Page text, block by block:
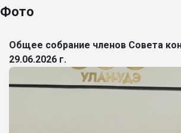
Фото
Общее собрание членов Совета
29.06.2026 г.